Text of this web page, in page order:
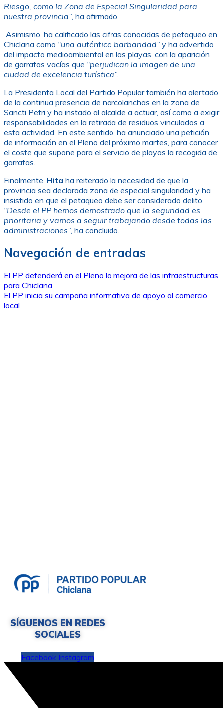
Riesgo, como la Zona de Especial Singularidad para
nuestra provincia” , ha afirmado.
Asimismo, ha calificado las cifras conocidas de petaqueo en
Chiclana como “una auténtica barbaridad” y ha advertido
del impacto medioambiental en las playas, con la aparición
de garrafas vacías que “perjudican la imagen de una
ciudad de excelencia turística”.
La Presidenta Local del Partido Popular también ha alertado
de la continua presencia de narcolanchas en la zona de
Sancti Petri y ha instado al alcalde a actuar, así como a exigir
responsabilidades en la retirada de residuos vinculados a
esta actividad. En este sentido, ha anunciado una petición
de información en el Pleno del próximo martes, para conocer
el coste que supone para el servicio de playas la recogida de
garrafas.
Finalmente, Hita ha reiterado la necesidad de que la
provincia sea declarada zona de especial singularidad y ha
insistido en que el petaqueo debe ser considerado delito.
“Desde el PP hemos demostrado que la seguridad es
prioritaria y vamos a seguir trabajando desde todas las
administraciones” , ha concluido.
Navegación de entradas
El PP defenderá en el Pleno la mejora de las infraestructuras
para Chiclana
El PP inicia su campaña informativa de apoyo al comercio
local
SÍGUENOS EN REDES
SOCIALES
Facebook Instagram